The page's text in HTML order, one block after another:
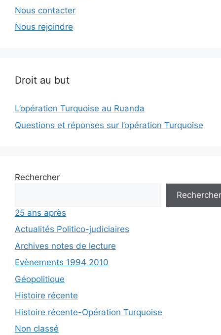
Nous contacter
Nous rejoindre
Droit au but
L’opération Turquoise au Ruanda
Questions et réponses sur l’opération Turquoise
Rechercher
Rechercher
25 ans après
Actualités Politico-judiciaires
Archives notes de lecture
Evènements 1994 2010
Géopolitique
Histoire récente
Histoire récente-Opération Turquoise
Non classé